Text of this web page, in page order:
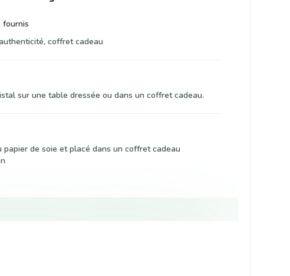
fournis
coffret cadeau
sur une table dressée ou dans un coffret cadeau.
papier de soie et placé dans un coffret cadeau